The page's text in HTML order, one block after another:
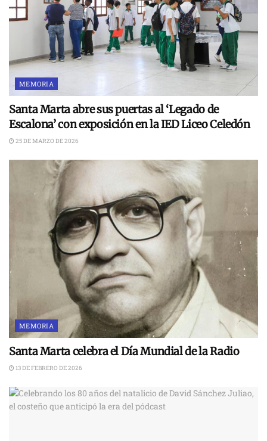
MEMORIA
Santa Marta abre sus puertas al ‘Legado de
Escalona’ con exposición en la IED Liceo Celedón
25 DE MARZO DE 2026
MEMORIA
Santa Marta celebra el Día Mundial de la Radio
13 DE FEBRERO DE 2026